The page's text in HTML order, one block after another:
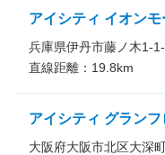
アイシティ イオン
兵庫県伊丹市藤ノ木1-
直線距離： 19.8km
アイシティ グラン
大阪府大阪市北区大深